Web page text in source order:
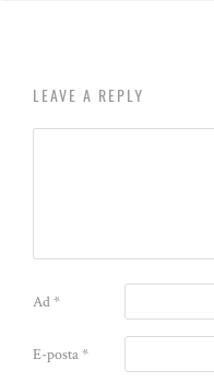
LEAVE A REPLY
Ad*
E-posta*